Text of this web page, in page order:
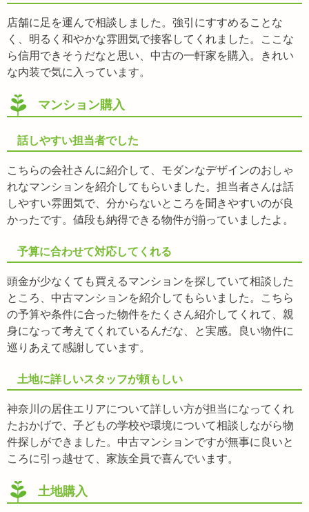
店舗に足を運んで相談しました。強引にすすめることな
く、明るく和やかな雰囲気で接客してくれました。ここな
ら信用できそうだなと思い、中古の一軒家を購入。きれい
な内装で気に入っています。
マンション購入
話しやすい担当者でした
こちらの会社さんに紹介して、モダンなデザインのおしゃ
れなマンションを紹介してもらいました。担当者さんは話
しやすい雰囲気で、分からないところを聞きやすいのが良
かったです。値段も納得できる物件が揃っていましたよ。
予算に合わせて対応してくれる
頭金が少なくても買えるマンションを探していて相談した
ところ、中古マンションを紹介してもらいました。こちら
の予算や条件に合った物件をたくさん紹介してくれて、親
身になって考えてくれているんだな、と実感。良い物件に
巡りあえて感謝しています。
土地に詳しいスタッフが頼もしい
神奈川の居住エリアについて詳しい方が担当になってくれ
たおかげで、子どもの学校や環境について相談しながら物
件探しができました。中古マンションですが無事に良いと
ころに引っ越せて、家族全員で喜んでいます。
土地購入